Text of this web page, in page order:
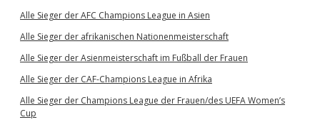
Alle Sieger der AFC Champions League in Asien
Alle Sieger der afrikanischen Nationenmeisterschaft
Alle Sieger der Asienmeisterschaft im Fußball der Frauen
Alle Sieger der CAF-Champions League in Afrika
Alle Sieger der Champions League der Frauen/des UEFA Women’s
Cup